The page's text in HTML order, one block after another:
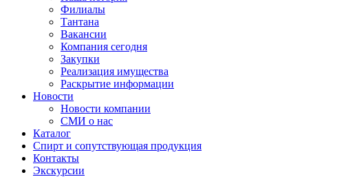
Филиалы
Тантана
Вакансии
Компания сегодня
Закупки
Реализация имущества
Раскрытие информации
Новости
Новости компании
СМИ о нас
Каталог
Спирт и сопутствующая продукция
Контакты
Экскурсии